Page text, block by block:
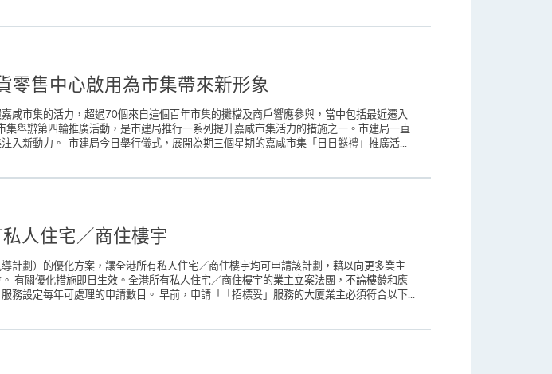
零售中心啟用為市集帶來新形象
咸市集的活力，超過70個來自這個百年市集的攤檔及商戶響應參與，當中包括最近遷入
舉辦第四輪推廣活動，是市建局推行一系列提升嘉咸市集活力的措施之一。市建局一直
入新動力。 市建局今日舉行儀式，展開為期三個星期的嘉咸市集「日日餸禮」推廣活...
人住宅／商住樓宇
劃）的優化方案，讓全港所有私人住宅／商住樓宇均可申請該計劃，藉以向更多業主
有關優化措施即日生效。全港所有私人住宅／商住樓宇的業主立案法團，不論樓齡和應
設定每年可處理的申請數目。 早前，申請「「招標妥」服務的大廈業主必須符合以下...